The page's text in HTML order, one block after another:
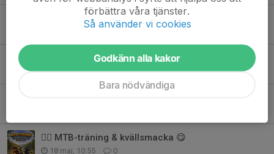
Vilken härlig träningskväll vi fick tillsammans! 🤩
MTB träning 27/5!
26 maj, 09:18 0
🚵‍♂️ MTB-träning & kvällsmacka 😋
18 maj, 10:55 0
förbättra våra tjänster.
Så använder vi cookies
Godkänn alla kakor
Bara nödvändiga